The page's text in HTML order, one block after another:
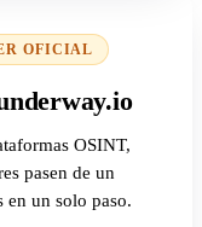
OFICIAL
OSINT,
pasen de un
en un solo paso.